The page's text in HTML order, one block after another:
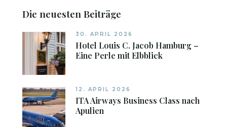
Die neuesten Beiträge
30. APRIL 2026
Hotel Louis C. Jacob Hamburg –
Eine Perle mit Elbblick
12. APRIL 2026
ITA Airways Business Class nach
Apulien